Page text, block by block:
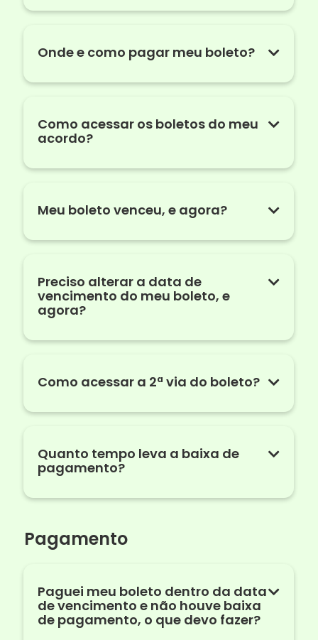
Onde e como pagar meu boleto?
Como acessar os boletos do meu
acordo?
Meu boleto venceu, e agora?
Preciso alterar a data de
vencimento do meu boleto, e
agora?
Como acessar a 2ª via do boleto?
Quanto tempo leva a baixa de
pagamento?
Pagamento
Paguei meu boleto dentro da data
de vencimento e não houve baixa
de pagamento, o que devo fazer?